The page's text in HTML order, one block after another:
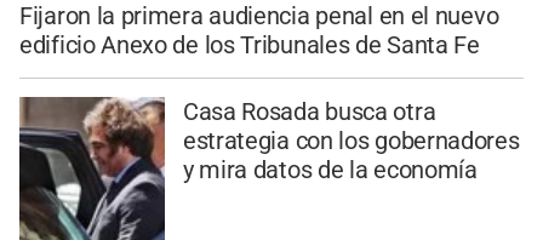
Fijaron la primera audiencia penal en el nuevo
edificio Anexo de los Tribunales de Santa Fe
Casa Rosada busca otra
estrategia con los gobernadores
y mira datos de la economía